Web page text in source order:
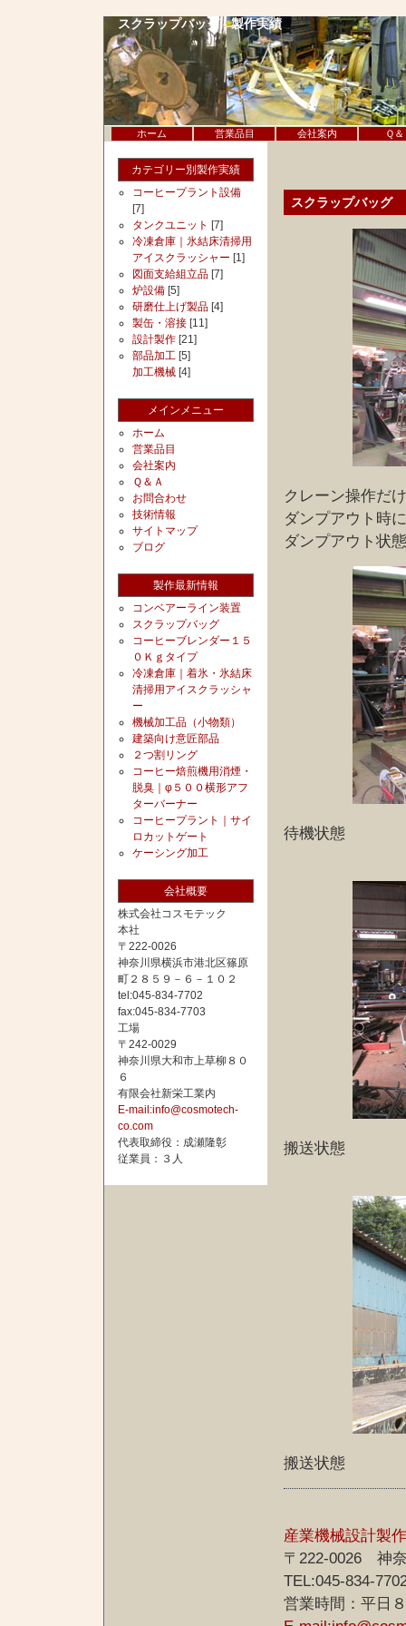
スクラップバッグ - 製作実績
ホーム 営業品目 会社案内 Ｑ
カテゴリー別製作実績
コーヒープラント設備
[7]
タンクユニット [7]
冷凍倉庫｜氷結床清掃用
アイスクラッシャー [1]
図面支給組立品 [7]
炉設備 [5]
研磨仕上げ製品 [4]
製缶・溶接 [11]
設計製作 [21]
部品加工 [5]
加工機械 [4]
メインメニュー
ホーム
営業品目
会社案内
Ｑ＆Ａ
お問合わせ
技術情報
サイトマップ
ブログ
製作最新情報
コンベアーライン装置
スクラップバッグ
コーヒーブレンダー１５
０Ｋｇタイプ
冷凍倉庫｜着氷・氷結床
清掃用アイスクラッシャ
ー
機械加工品（小物類）
建築向け意匠部品
２つ割リング
コーヒー焙煎機用消煙・
脱臭｜φ５００横形アフ
ターバーナー
コーヒープラント｜サイ
ロカットゲート
ケーシング加工
会社概要
株式会社コスモテック
本社
〒222-0026
神奈川県横浜市港北区篠原
町２８５９－６－１０２
tel:045-834-7702
fax:045-834-7703
工場
〒242-0029
神奈川県大和市上草柳８０
６
有限会社新栄工業内
E-mail:info@cosmotech-
co.com
代表取締役：成瀬隆彰
従業員：３人
スクラップバッグ
クレーン操作だ
ダンプアウト時
ダンプアウト状態
待機状態
搬送状態
搬送状態
産業機械設計製
〒222-0026 神
TEL:045-834-
営業時間：平日